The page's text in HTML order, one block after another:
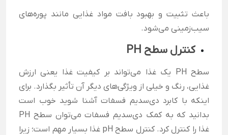
باعث تثبیت و بهبود بافت مواد غذایی مانند پوره‌های
سیب‌زمینی می‌شود.
کنترل سطح PH
سطح PH یک غذا می‌تواند بر کیفیت غذا یعنی ارزش
غذایی، رنگ و خیلی از ویژگی‌های دیگر آن تأثیر بگذارد. برای
اینکه با کابرد دی‌سدیم فسفات آشنا شوید خوب است
بدانید که به کمک دی‌سدیم فسفات می‌توان سطح PH
غذا را کنترل کرد. کنترل سطح pH غذا بسیار مهم است؛ زیرا